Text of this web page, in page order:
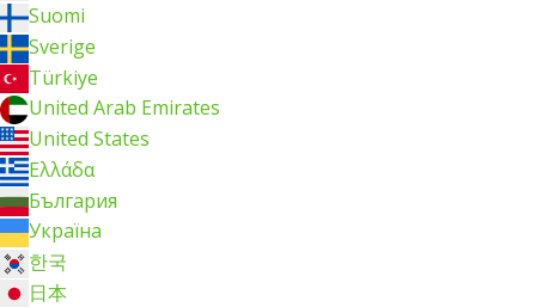
Suomi
Sverige
Türkiye
United Arab Emirates
United States
Ελλάδα
България
Україна
한국
日本